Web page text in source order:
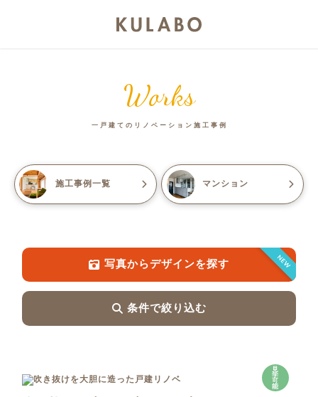
Works
一戸建てのリノベーション施工事例
施工事例一覧 マンション
NEW
写真からデザインを探す
条件で絞り込む
見
学
可
能